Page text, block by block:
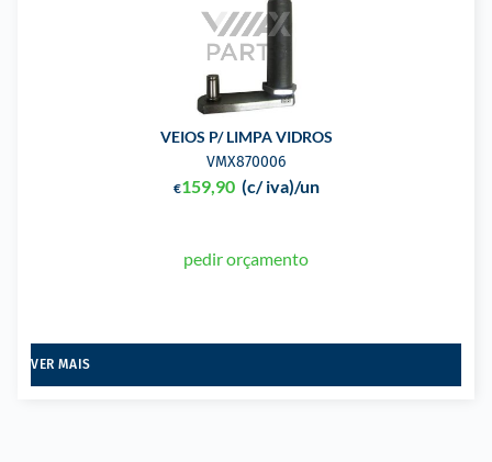
VEIOS P/ LIMPA VIDROS
VMX870006
€159,90 (c/ iva)/un
pedir orçamento
VER MAIS